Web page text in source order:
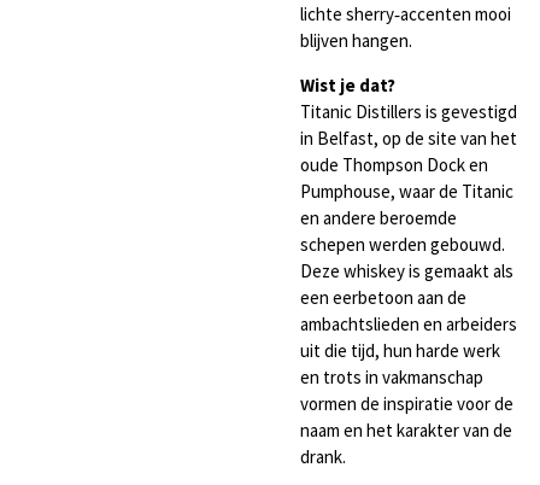
lichte sherry‑accenten mooi
blijven hangen.
Wist je dat?
Titanic Distillers is gevestigd
in Belfast, op de site van het
oude Thompson Dock en
Pumphouse, waar de Titanic
en andere beroemde
schepen werden gebouwd.
Deze whiskey is gemaakt als
een eerbetoon aan de
ambachtslieden en arbeiders
uit die tijd, hun harde werk
en trots in vakmanschap
vormen de inspiratie voor de
naam en het karakter van de
drank.